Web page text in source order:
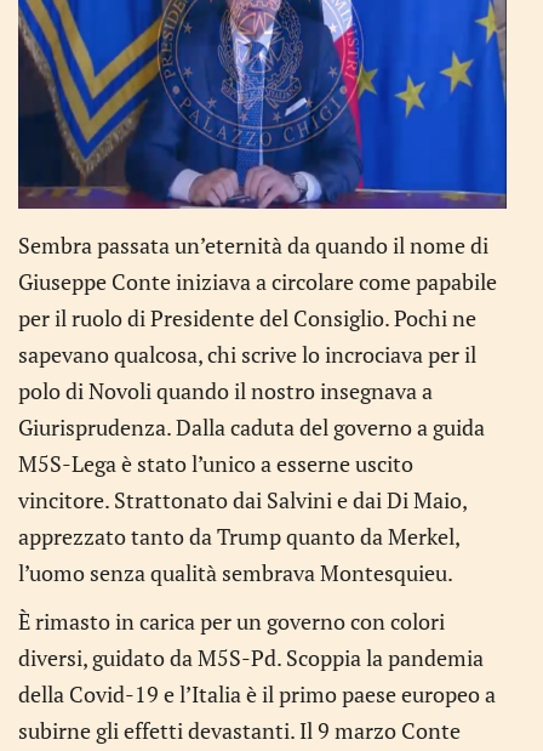
Sembra passata un’eternità da quando il nome di
Giuseppe Conte iniziava a circolare come papabile
per il ruolo di Presidente del Consiglio. Pochi ne
sapevano qualcosa, chi scrive lo incrociava per il
polo di Novoli quando il nostro insegnava a
Giurisprudenza. Dalla caduta del governo a guida
M5S-Lega è stato l’unico a esserne uscito
vincitore. Strattonato dai Salvini e dai Di Maio,
apprezzato tanto da Trump quanto da Merkel,
l’uomo senza qualità sembrava Montesquieu.
È rimasto in carica per un governo con colori
diversi, guidato da M5S-Pd. Scoppia la pandemia
della Covid-19 e l’Italia è il primo paese europeo a
subirne gli effetti devastanti. Il 9 marzo Conte